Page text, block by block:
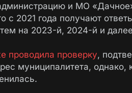
и МО
2021 года получают
на 2023-й, 2024-й и
проводила проверку,
муниципалитета,